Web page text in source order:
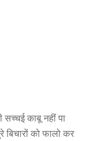
सच्चई काबू नहीं पा
बिचारों को फालो कर